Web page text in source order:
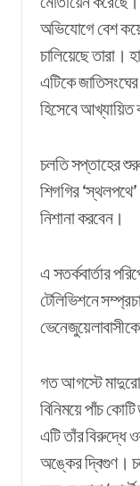
অভিযোগে বেশ
চালিয়েছে তারা।
এটিকেজাতিসংঘের
হিসেবেআখ্যায়িত
চলতি সপ্তাহের
শিগগির
নিশানা করবেন।
এ সতর্কবার্তার
টেলিভিশনে
গত আগস্টে
বিনিময়ে পাঁচ
এটি তাঁর বিরুদ্ধে
অঙ্কের দ্বিগুণ।